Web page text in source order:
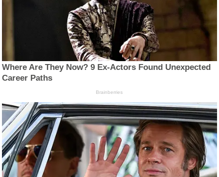
Where Are They Now? 9 Ex-Actors Found Unexpected
Career Paths
Brainberries